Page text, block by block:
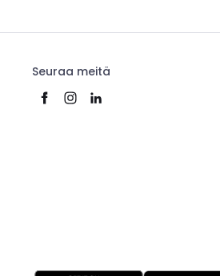
Seuraa meitä